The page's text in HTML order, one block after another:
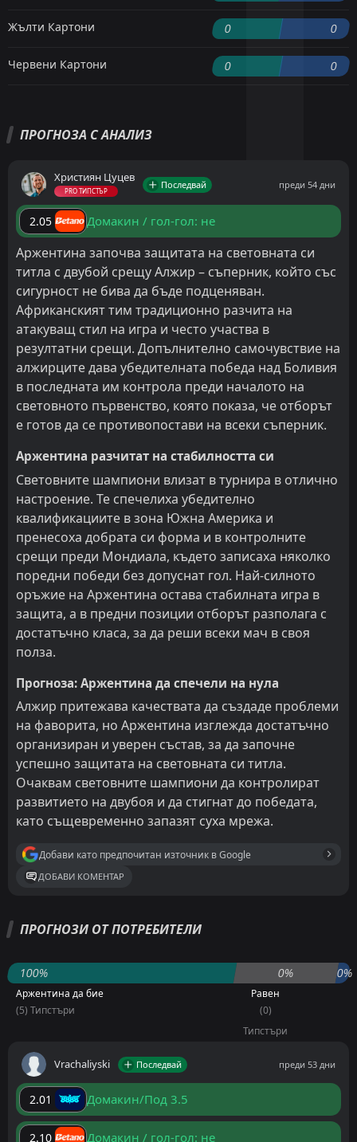
Жълти Картони 0 0
Червени Картони 0 0
ПРОГНОЗА С АНАЛИЗ
Християн Цуцев
PRO ТИПСТЪР
Последвай преди 54 дни
2.05 Домакин / гол-гол: не
Аржентина започва защитата на световната си
титла с двубой срещу Алжир – съперник, който със
сигурност не бива да бъде подценяван.
Африканският тим традиционно разчита на
атакуващ стил на игра и често участва в
резултатни срещи. Допълнително самочувствие на
алжирците дава убедителната победа над Боливия
в последната им контрола преди началото на
световното първенство, която показа, че отборът
е готов да се противопостави на всеки съперник.
Аржентина разчитат на стабилността си
Световните шампиони влизат в турнира в отлично
настроение. Те спечелиха убедително
квалификациите в зона Южна Америка и
пренесоха добрата си форма и в контролните
срещи преди Мондиала, където записаха няколко
поредни победи без допуснат гол. Най-силното
оръжие на Аржентина остава стабилната игра в
защита, а в предни позиции отборът разполага с
достатъчно класа, за да реши всеки мач в своя
полза.
Прогноза: Аржентина да спечели на нула
Алжир притежава качествата да създаде проблеми
на фаворита, но Аржентина изглежда достатъчно
организиран и уверен състав, за да започне
успешно защитата на световната си титла.
Очаквам световните шампиони да контролират
развитието на двубоя и да стигнат до победата,
като същевременно запазят суха мрежа.
Добави като предпочитан източник в Google
ДОБАВИ КОМЕНТАР
ПРОГНОЗИ ОТ ПОТРЕБИТЕЛИ
100% 0% 0%
Аржентина да бие
(5) Типстъри
Равен
(0)
Типстъри
Vrachaliyski Последвай преди 53 дни
2.01 Домакин/Под 3.5
2.10 Домакин / гол-гол: не